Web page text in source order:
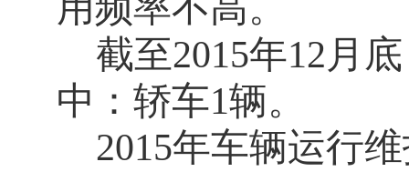
用频率不高。
截至2015年12月
中：轿车1辆。
2015年车辆运行